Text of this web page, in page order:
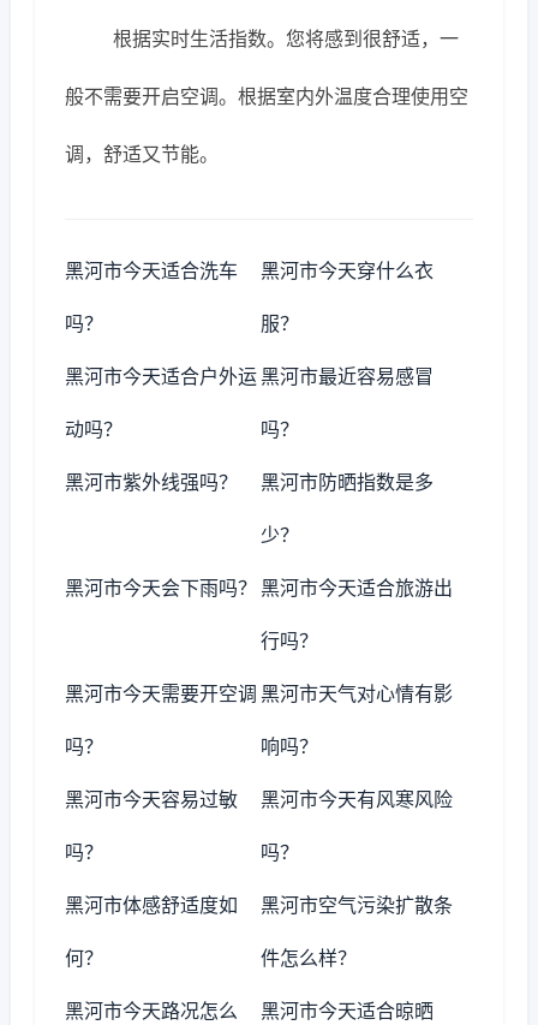
根据实时生活指数。您将感到很舒适，一
般不需要开启空调。根据室内外温度合理使用空
调，舒适又节能。
黑河市今天适合洗车
吗？
黑河市今天穿什么衣
服？
黑河市今天适合户外运
动吗？
黑河市最近容易感冒
吗？
黑河市紫外线强吗？ 黑河市防晒指数是多
少？
黑河市今天会下雨吗？ 黑河市今天适合旅游出
行吗？
黑河市今天需要开空调
吗？
黑河市天气对心情有影
响吗？
黑河市今天容易过敏
吗？
黑河市今天有风寒风险
吗？
黑河市体感舒适度如
何？
黑河市空气污染扩散条
件怎么样？
黑河市今天路况怎么 黑河市今天适合晾晒